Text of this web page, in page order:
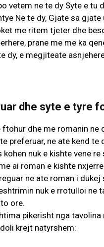
vetem ne te dy Syte e tu
Ne te dy, Gjate sa
me ritem tjeter dhe
prane me me ka
dy, e megjiteate
dhe syte e tyre
ftohur dhe me romanin ne
preferuar, ne ate kend te
kohen nuk e kishte vene
ai roman e kishte
ne ate roman i dukej
nuk e rrotulloi ne
ore.
pikerisht nga
krejt natyrshem: